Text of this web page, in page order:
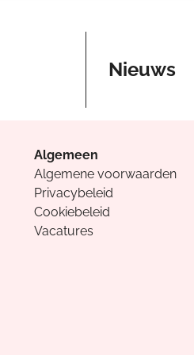
Nieuws
Algemeen
Algemene voorwaarden
Privacybeleid
Cookiebeleid
Vacatures